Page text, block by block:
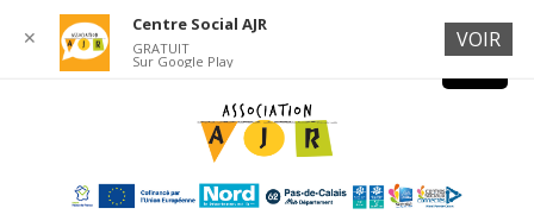
✕
Centre Social AJR
GRATUIT
Sur Google Play
VOIR